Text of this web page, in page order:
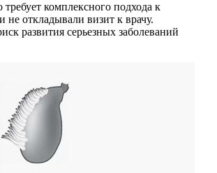
комплексного подхода к
откладывали визит к врачу.
развития серьезных заболеваний